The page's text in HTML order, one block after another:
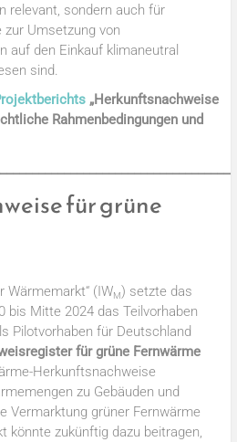
relevant, sondern auch für
zur Umsetzung von
auf den Einkauf klimaneutral
sind.
„Herkunftsnachweise
Rahmenbedingungen und
für grüne
Wärmemarkt“ (IWM) setzte das
bis Mitte 2024 das Teilvorhaben
Pilotvorhaben für Deutschland
für grüne Fernwärme
Herkunftsnachweise
zu Gebäuden und
Vermarktung grüner Fernwärme
könnte zukünftig dazu beitragen,